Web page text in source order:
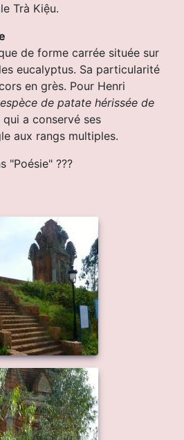
Trà Kiệu.
de forme carrée située sur
eucalyptus. Sa particularité
en grès. Pour Henri
de patate hérissée de
qui a conservé ses
aux rangs multiples.
"Poésie" ???